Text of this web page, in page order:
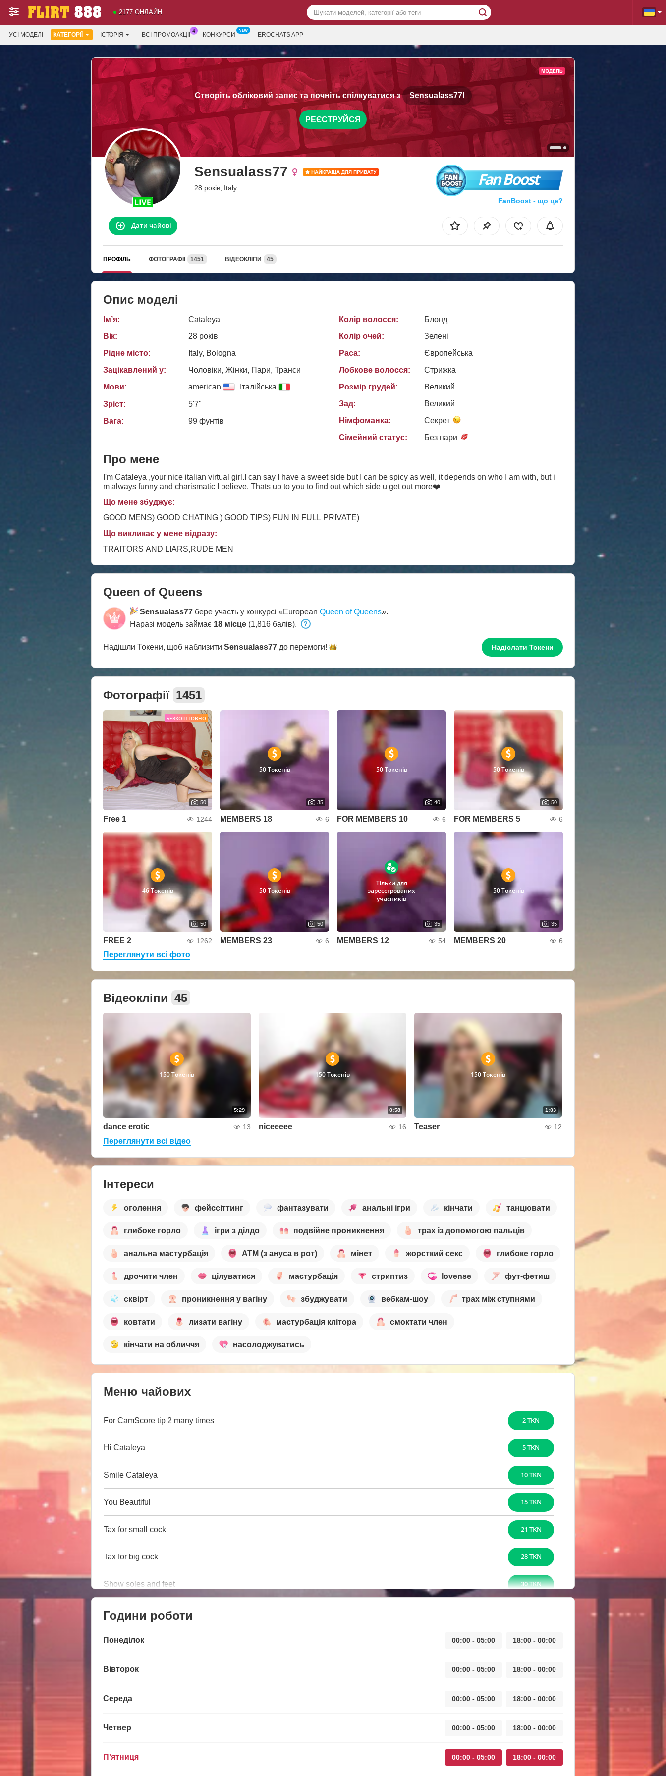
2177 ОНЛАЙН
УСІ МОДЕЛІ КАТЕГОРІЇ ІСТОРІЯ ВСІ ПРОМОАКЦІЇ КОНКУРСИ EROCHATS APP
Створіть обліковий запис та почніть спілкуватися з Sensualass77!
РЕЄСТРУЙСЯ
Sensualass77
28 років, Italy Fan Boost
FanBoost - що це?
Дати чайові
ПРОФІЛЬ ФОТОГРАФІЇ 1451 ВІДЕОКЛІПИ 45
Опис моделі
Ім’я:
Cataleya
Вік:
28 років
Рідне місто:
Italy, Bologna
Зацікавлений у:
Чоловіки, Жiнки, Пари, Транси
Мови:
american Італійська
Зріст:
5'7"
Вага:
99 фунтів
Колір волосся:
Блонд
Колір очей:
Зелені
Раса:
Європейська
Лобкове волосся:
Стрижка
Розмір грудей:
Великий
Зад:
Великий
Німфоманка:
Секрет
Сімейний статус:
Без пари
Про мене
I'm Cataleya ,your nice italian virtual girl.I can say I have a sweet side but I can be spicy as well, it depends on who I am with, but i
m always funny and charismatic I believe. Thats up to you to find out which side u get out more❤️
Що мене збуджує:
GOOD MENS) GOOD CHATING ) GOOD TIPS) FUN IN FULL PRIVATE)
Що викликає у мене відразу:
TRAITORS AND LIARS,RUDE MEN
Queen of Queens
Sensualass77 бере участь у конкурсі «European Queen of Queens».
Наразі модель займає 18 місце (1,816 балів).
Надішли Токени, щоб наблизити Sensualass77 до перемоги! Надіслати Токени
Фотографії 1451
БЕЗКОШТОВНО
50
Free 1 1244
50 Токенів
35
MEMBERS 18 6
50 Токенів
40
FOR MEMBERS 10 6
50 Токенів
50
FOR MEMBERS 5 6
46 Токенів
50
FREE 2 1262
50 Токенів
50
MEMBERS 23 6
Тільки для
зареєстрованих
учасників
35
MEMBERS 12 54
50 Токенів
35
MEMBERS 20 6
Переглянути всі фото
Відеокліпи 45
5:29
150 Токенів
dance erotic 13
0:58
150 Токенів
niceeeee 16
1:03
150 Токенів
Teaser 12
Переглянути всі відео
Інтереси
оголення фейссіттинг фантазувати анальні ігри кінчати танцювати
глибоке горло ігри з ділдо подвійне проникнення трах із допомогою пальців
анальна мастурбація ATM (з ануса в рот) мінет жорсткий секс глибоке горло
дрочити член цілуватися мастурбація стриптиз lovense фут-фетиш
сквірт проникнення у вагіну збуджувати вебкам-шоу трах між ступнями
ковтати лизати вагіну мастурбація клітора смоктати член
кінчати на обличчя насолоджуватись
Меню чайових
For CamScore tip 2 many times 2 TKN
Hi Cataleya 5 TKN
Smile Cataleya 10 TKN
You Beautiful 15 TKN
Tax for small cock 21 TKN
Tax for big cock 28 TKN
Show soles and feet 30 TKN
Години роботи
Понеділок 00:00 - 05:00 18:00 - 00:00
Вівторок 00:00 - 05:00 18:00 - 00:00
Середа 00:00 - 05:00 18:00 - 00:00
Четвер 00:00 - 05:00 18:00 - 00:00
П'ятниця 00:00 - 05:00 18:00 - 00:00